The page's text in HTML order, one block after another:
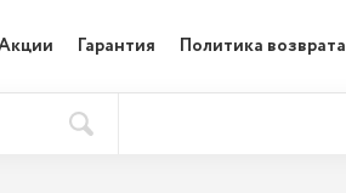
Гарантия Политика возврата